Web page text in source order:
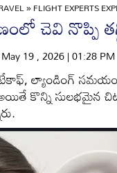
»FLIGHT EXPERTS
చెవి నొప్పి
19 , 2026 | 01:28 PM
ల్యాండింగ్
కొన్ని సులభమైన